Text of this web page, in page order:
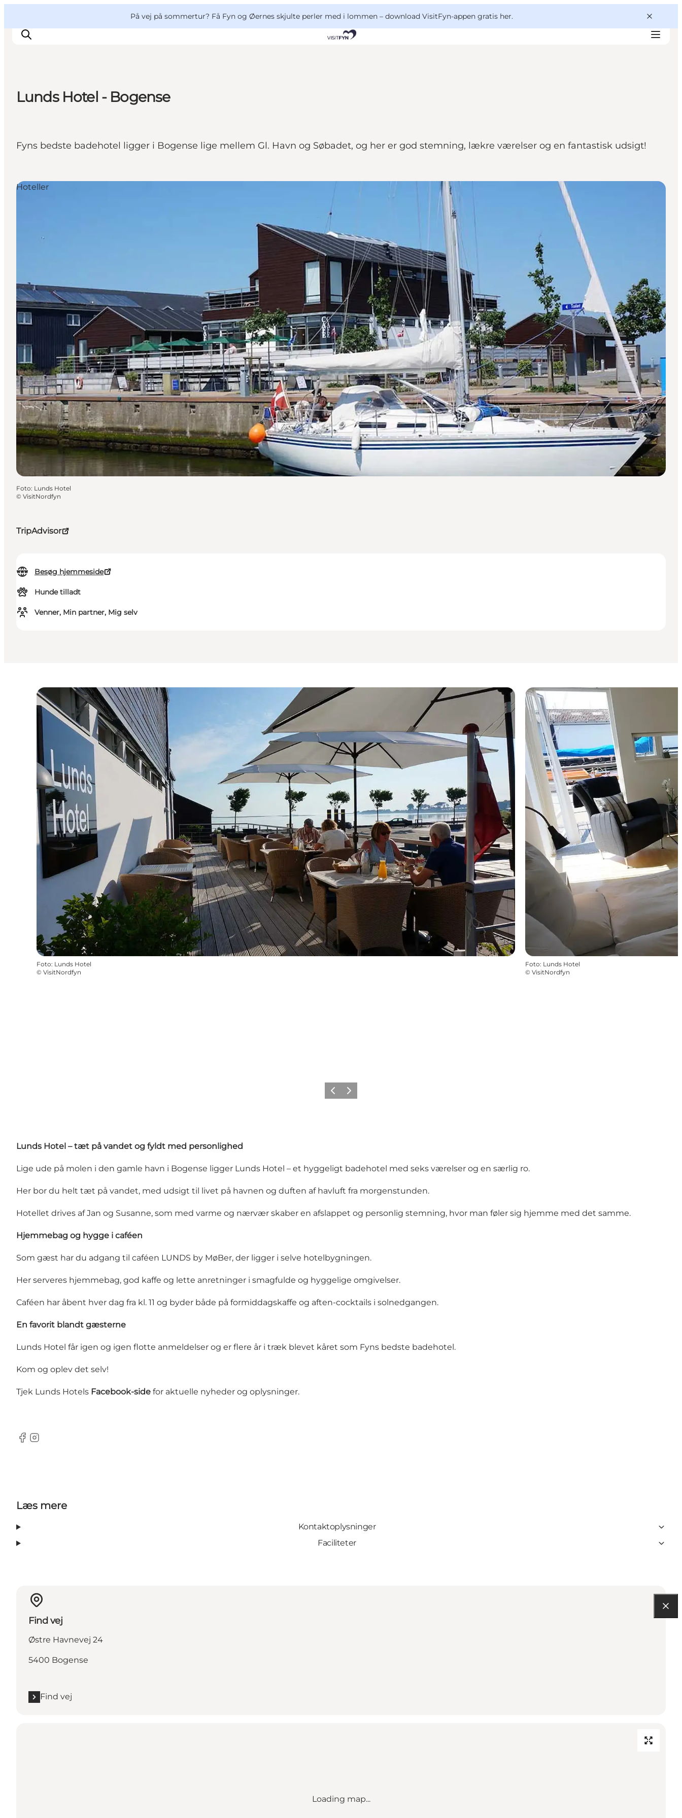
På vej på sommertur? Få Fyn og Øernes skjulte perler med i lommen – download VisitFyn-appen gratis her.
Mad og drikke
Overnatning
Lunds Hotel - Bogense
Fyns bedste badehotel ligger i Bogense lige mellem Gl. Havn og Søbadet, og her er god stemning, lækre værelser og en fantastisk udsigt!
TripAdvisor
Besøg hjemmeside
Hunde tilladt
Venner, Min partner, Mig selv
Hoteller
Foto: Lunds Hotel
© VisitNordfyn
Foto: Lunds Hotel
© VisitNordfyn
Foto: Lunds Hotel
© VisitNordfyn
ForrigeNæste
Lunds Hotel – tæt på vandet og fyldt med personlighed
Lige ude på molen i den gamle havn i Bogense ligger Lunds Hotel – et hyggeligt badehotel med seks værelser og en særlig ro.
Her bor du helt tæt på vandet, med udsigt til livet på havnen og duften af havluft fra morgenstunden.
Hotellet drives af Jan og Susanne, som med varme og nærvær skaber en afslappet og personlig stemning, hvor man føler sig hjemme med det samme.
Hjemmebag og hygge i caféen
Som gæst har du adgang til caféen LUNDS by MøBer, der ligger i selve hotelbygningen.
Her serveres hjemmebag, god kaffe og lette anretninger i smagfulde og hyggelige omgivelser.
Caféen har åbent hver dag fra kl. 11 og byder både på formiddagskaffe og aften-cocktails i solnedgangen.
En favorit blandt gæsterne
Lunds Hotel får igen og igen flotte anmeldelser og er flere år i træk blevet kåret som Fyns bedste badehotel.
Kom og oplev det selv!
Tjek Lunds Hotels Facebook-side for aktuelle nyheder og oplysninger.
Facebook
Instagram
Læs mere
Kontaktoplysninger
Faciliteter
Find vej
Østre Havnevej 24
5400 Bogense
Find vej
Loading map...